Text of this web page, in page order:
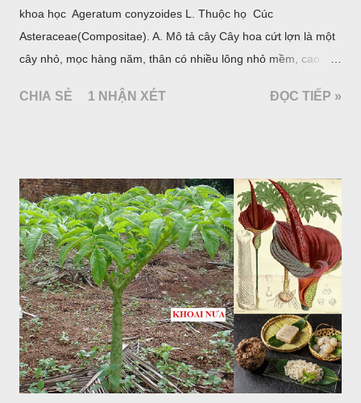
khoa học Ageratum conyzoides L. Thuộc họ Cúc
Asteraceae(Compositae). A. Mô tả cây Cây hoa cứt lợn là một
cây nhỏ, mọc hàng năm, thân có nhiều lông nhỏ mềm, cao
đối hình trứng hay 3 cạnh, dài 2-6cm, rộng 1-3cm, mép có
CHIA SẺ 1 NHẬN XÉT ĐỌC TIẾP »